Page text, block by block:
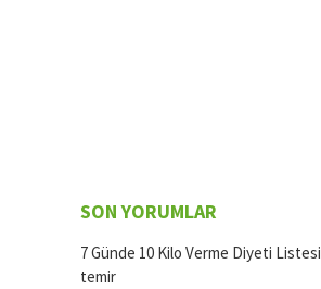
SON YORUMLAR
7 Günde 10 Kilo Verme Diyeti Listesi
temir